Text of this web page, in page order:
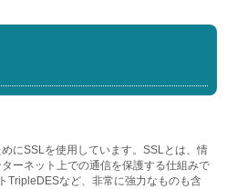
にSSLを使用しています。SSLとは、情
ーネット上での通信を保護する仕組みで
TripleDESなど、非常に強力なものも含